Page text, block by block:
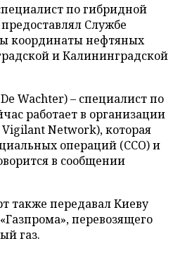
по гибридной
Службе
координаты нефтяных
и Калининградской
Wachter) – специалист по
работает в организации
Network), которая
операций (ССО) и
в сообщении
также передавал Киеву
перевозящего
газ.